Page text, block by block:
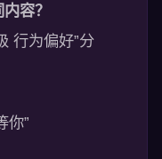
容？
行为偏好”分
你”